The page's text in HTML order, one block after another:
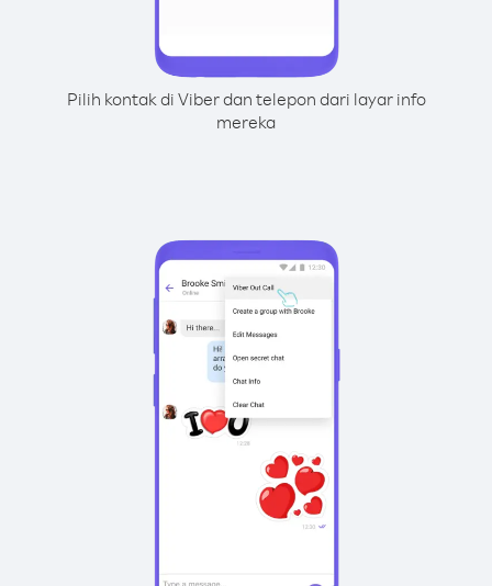
Pilih kontak di Viber dan telepon dari layar info
mereka